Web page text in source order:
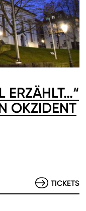
ERZÄHLT…“
OKZIDENT
TICKETS